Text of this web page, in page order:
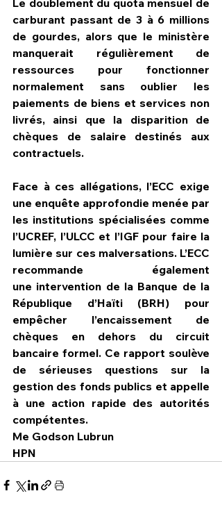
Le doublement du quota mensuel de
carburant passant de 3 à 6 millions
de gourdes, alors que le ministère
manquerait régulièrement de
ressources pour fonctionner
normalement sans oublier les
paiements de biens et services non
livrés, ainsi que la disparition de
chèques de salaire destinés aux
contractuels.
Face à ces allégations, l’ECC exige
une enquête approfondie menée par
les institutions spécialisées comme
l’UCREF, l’ULCC et l’IGF pour faire la
lumière sur ces malversations. L’ECC
recommande également
une intervention de la Banque de la
République d’Haïti (BRH) pour
empêcher l’encaissement de
chèques en dehors du circuit
bancaire formel. Ce rapport soulève
de sérieuses questions sur la
gestion des fonds publics et appelle
à une action rapide des autorités
compétentes.
Me Godson Lubrun
HPN